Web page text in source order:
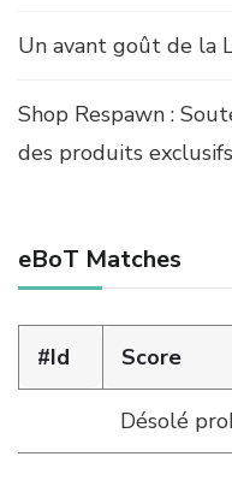
Un avant goût de la
Shop Respawn :
des produits
eBoT Matches
#Id Score
Désolé